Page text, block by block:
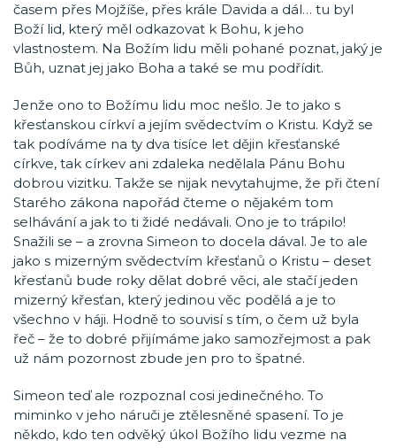
časem přes Mojžíše, přes krále Davida a dál… tu byl
Boží lid, který měl odkazovat k Bohu, k jeho
vlastnostem. Na Božím lidu měli pohané poznat, jaký je
Bůh, uznat jej jako Boha a také se mu podřídit.
Jenže ono to Božímu lidu moc nešlo. Je to jako s
křesťanskou církví a jejím svědectvím o Kristu. Když se
tak podíváme na ty dva tisíce let dějin křesťanské
církve, tak církev ani zdaleka nedělala Pánu Bohu
dobrou vizitku. Takže se nijak nevytahujme, že při čtení
Starého zákona napořád čteme o nějakém tom
selhávání a jak to ti židé nedávali. Ono je to trápilo!
Snažili se – a zrovna Simeon to docela dával. Je to ale
jako s mizerným svědectvím křesťanů o Kristu – deset
křesťanů bude roky dělat dobré věci, ale stačí jeden
mizerný křesťan, který jedinou věc podělá a je to
všechno v háji. Hodně to souvisí s tím, o čem už byla
řeč – že to dobré přijímáme jako samozřejmost a pak
už nám pozornost zbude jen pro to špatné.
Simeon teď ale rozpoznal cosi jedinečného. To
miminko v jeho náruči je ztělesněné spasení. To je
někdo, kdo ten odvěký úkol Božího lidu vezme na